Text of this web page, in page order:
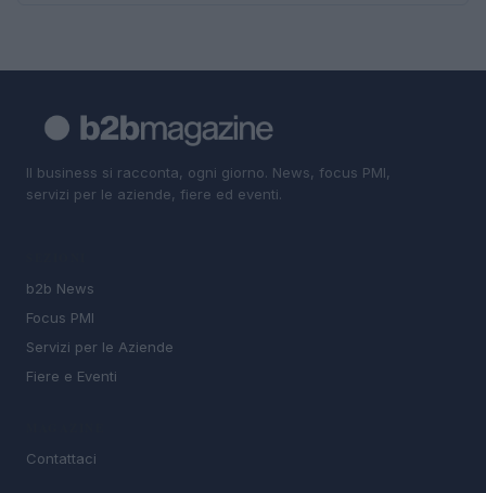
Il business si racconta, ogni giorno. News, focus PMI,
servizi per le aziende, fiere ed eventi.
b2b News
Focus PMI
Servizi per le Aziende
Fiere e Eventi
Contattaci